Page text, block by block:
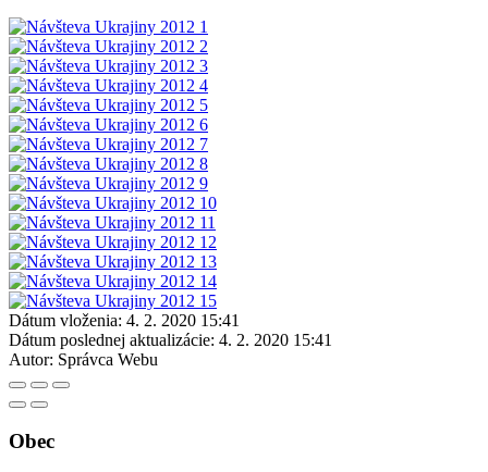
Dátum vloženia: 4. 2. 2020 15:41
Dátum poslednej aktualizácie: 4. 2. 2020 15:41
Autor: Správca Webu
Obec